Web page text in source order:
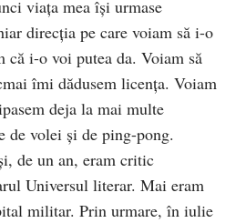
viața mea își urmase
direcția pe care voiam să i-o
că i-o voi putea da. Voiam să
îmi dădusem licența. Voiam
deja la mai multe
de volei și de ping-pong.
de un an, eram critic
Universul literar. Mai eram
militar. Prin urmare, în iulie